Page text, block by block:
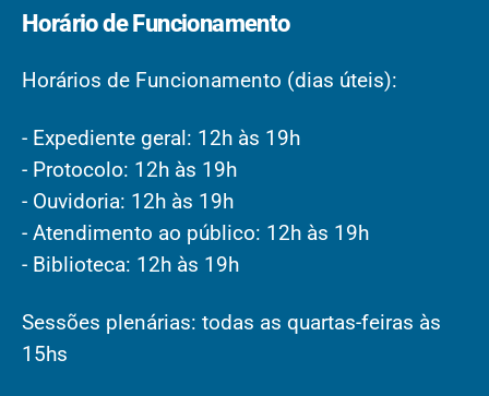
Horário de Funcionamento
Horários de Funcionamento (dias úteis):
- Expediente geral: 12h às 19h
- Protocolo: 12h às 19h
- Ouvidoria: 12h às 19h
- Atendimento ao público: 12h às 19h
- Biblioteca: 12h às 19h
Sessões plenárias: todas as quartas-feiras às
15hs